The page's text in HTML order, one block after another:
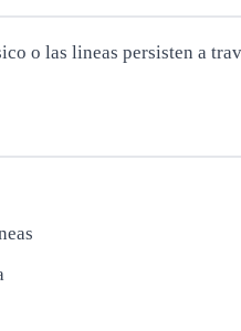
o las lineas persisten a